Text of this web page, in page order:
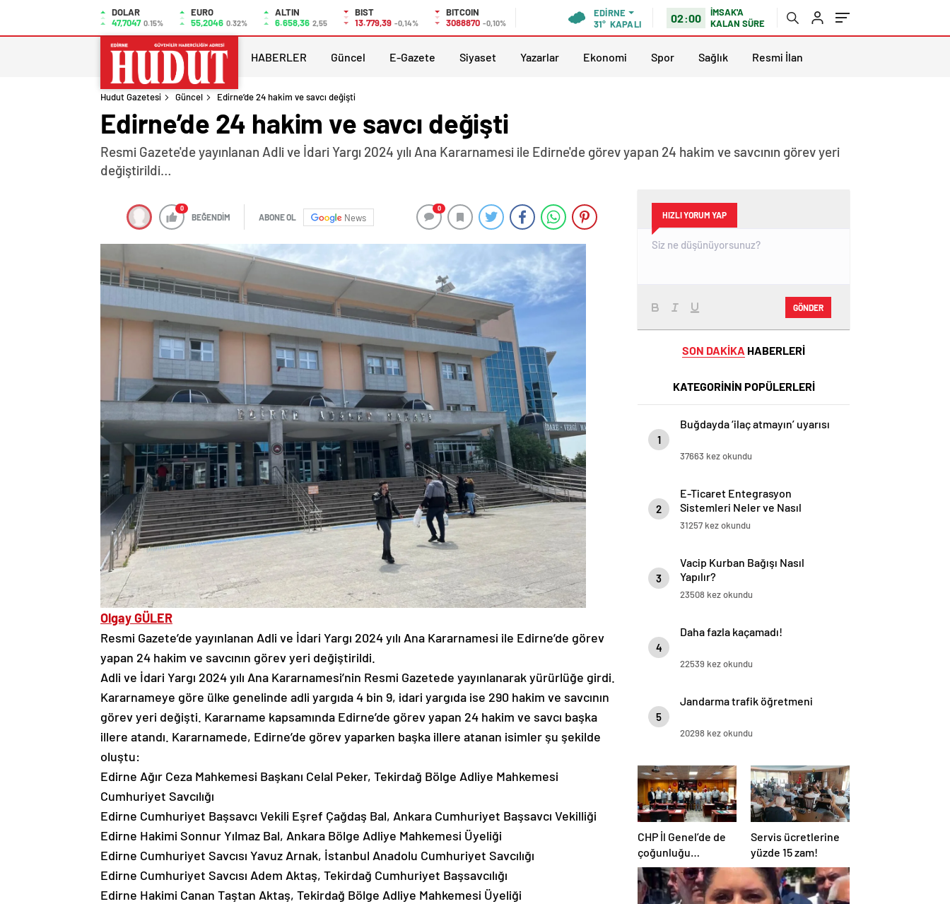
DOLAR
47,7047 0.15%
EURO
55,2046 0.32%
ALTIN
6.658,36 2,55
BIST
13.779,39 -0,14%
BITCOIN
3088870 -0,10%
EDIRNE
31° KAPALI 02:00
İMSAK'A
KALAN SÜRE
HABERLER Güncel E-Gazete Siyaset Yazarlar Ekonomi Spor Sağlık Resmi İlan
Hudut Gazetesi Güncel Edirne’de 24 hakim ve savcı değişti
Edirne’de 24 hakim ve savcı değişti
Resmi Gazete'de yayınlanan Adli ve İdari Yargı 2024 yılı Ana Kararnamesi ile Edirne'de görev yapan 24 hakim ve savcının görev yeri
değiştirildi…
0
BEĞENDİM ABONE OL News
0
Olgay GÜLER
Resmi Gazete’de yayınlanan Adli ve İdari Yargı 2024 yılı Ana Kararnamesi ile Edirne’de görev
yapan 24 hakim ve savcının görev yeri değiştirildi.
Adli ve İdari Yargı 2024 yılı Ana Kararnamesi’nin Resmi Gazetede yayınlanarak yürürlüğe girdi.
Kararnameye göre ülke genelinde adli yargıda 4 bin 9, idari yargıda ise 290 hakim ve savcının
görev yeri değişti. Kararname kapsamında Edirne’de görev yapan 24 hakim ve savcı başka
illere atandı. Kararnamede, Edirne’de görev yaparken başka illere atanan isimler şu şekilde
oluştu:
Edirne Ağır Ceza Mahkemesi Başkanı Celal Peker, Tekirdağ Bölge Adliye Mahkemesi
Cumhuriyet Savcılığı
Edirne Cumhuriyet Başsavcı Vekili Eşref Çağdaş Bal, Ankara Cumhuriyet Başsavcı Vekilliği
Edirne Hakimi Sonnur Yılmaz Bal, Ankara Bölge Adliye Mahkemesi Üyeliği
Edirne Cumhuriyet Savcısı Yavuz Arnak, İstanbul Anadolu Cumhuriyet Savcılığı
Edirne Cumhuriyet Savcısı Adem Aktaş, Tekirdağ Cumhuriyet Başsavcılığı
Edirne Hakimi Canan Taştan Aktaş, Tekirdağ Bölge Adliye Mahkemesi Üyeliği
HIZLI YORUM YAP
GÖNDER
SON DAKİKA HABERLERİ
KATEGORİNİN POPÜLERLERİ
1
Buğdayda ‘ilaç atmayın’ uyarısı
37663 kez okundu
2
E-Ticaret Entegrasyon
Sistemleri Neler ve Nasıl
Yapılır?
31257 kez okundu
3
Vacip Kurban Bağışı Nasıl
Yapılır?
23508 kez okundu
4
Daha fazla kaçamadı!
22539 kez okundu
5
Jandarma trafik öğretmeni
20298 kez okundu
CHP İl Genel’de de
çoğunluğu
kaybetti!
Servis ücretlerine
yüzde 15 zam!